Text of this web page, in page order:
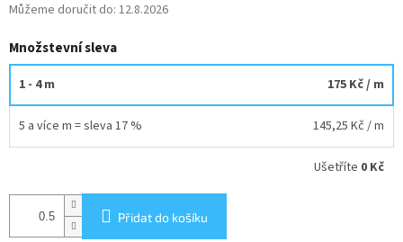
Můžeme doručit do: 12.8.2026
Množstevní sleva
1 - 4 m 175 Kč/ m
5 a více m = sleva 17 % 145,25 Kč / m
Ušetříte 0 Kč
Přidat do košíku